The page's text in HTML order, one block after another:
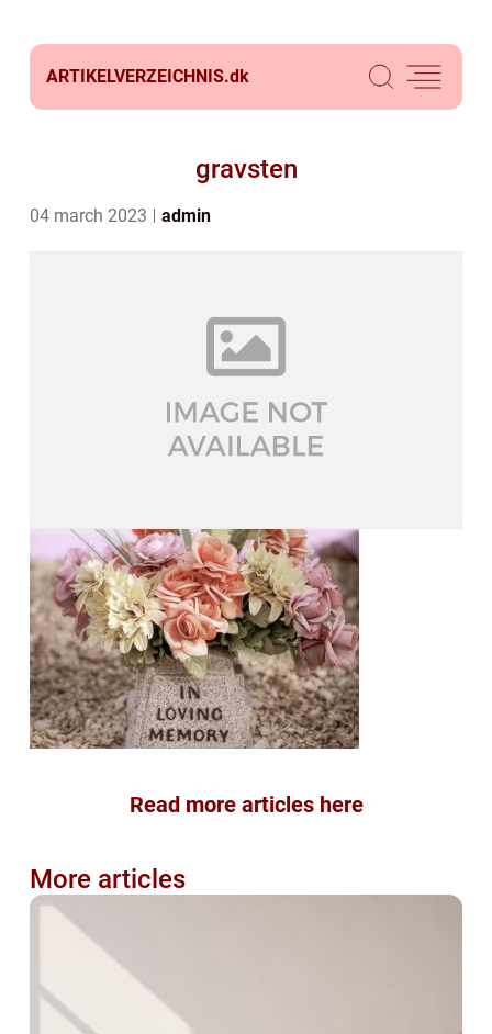
ARTIKELVERZEICHNIS.dk
gravsten
04 march 2023 admin
Read more articles here
More articles